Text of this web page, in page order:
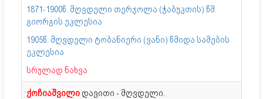
1871-1900წ. მღვდელი თერჯოლა (ჭაბუკთის) წმ.
გიორგის ეკლესია
1905წ. მღვდელი ტობანიერი (ვანი) წმიდა სამების
ეკლესია
სრულად ნახვა
ქოჩიაშვილი დავითი - მღვდელი.